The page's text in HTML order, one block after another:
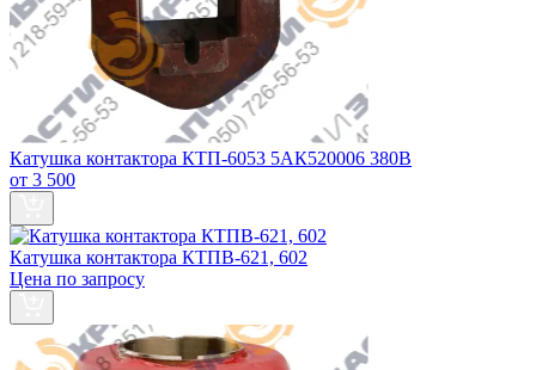
Катушка контактора КТП-6053 5АК520006 380В
от 3 500
Катушка контактора КТПВ-621, 602
Цена по запросу